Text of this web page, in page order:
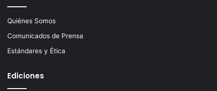
Quiénes Somos
Comunicados de Prensa
Estándares y Ética
Ediciones